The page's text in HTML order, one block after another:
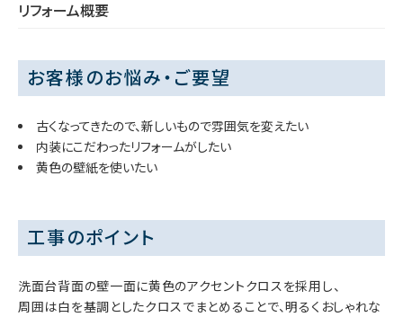
リフォーム概要
お客様のお悩み・ご要望
古くなってきたので、新しいもので雰囲気を変えたい
内装にこだわったリフォームがしたい
黄色の壁紙を使いたい
工事のポイント
洗面台背面の壁一面に黄色のアクセントクロスを採用し、
周囲は白を基調としたクロスでまとめることで、明るくおしゃれな